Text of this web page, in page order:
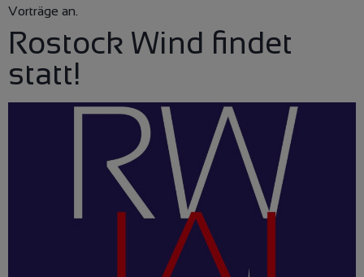
Vorträge an.
Rostock Wind findet
statt!